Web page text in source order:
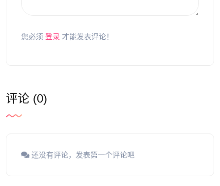
您必须 登录 才能发表评论！
评论 (0)
还没有评论，发表第一个评论吧